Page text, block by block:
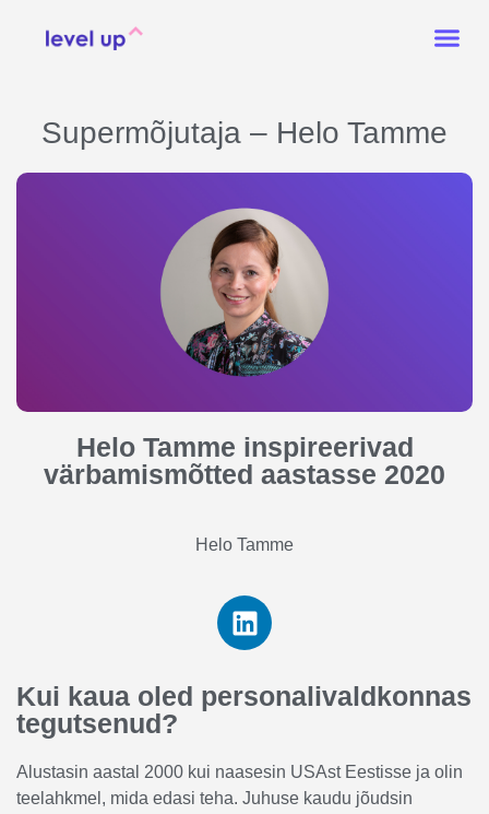
Supermõjutaja – Helo Tamme
Helo Tamme inspireerivad
värbamismõtted aastasse 2020
Helo Tamme
Kui kaua oled personalivaldkonnas
tegutsenud?
Alustasin aastal 2000 kui naasesin USAst Eestisse ja olin
teelahkmel, mida edasi teha. Juhuse kaudu jõudsin